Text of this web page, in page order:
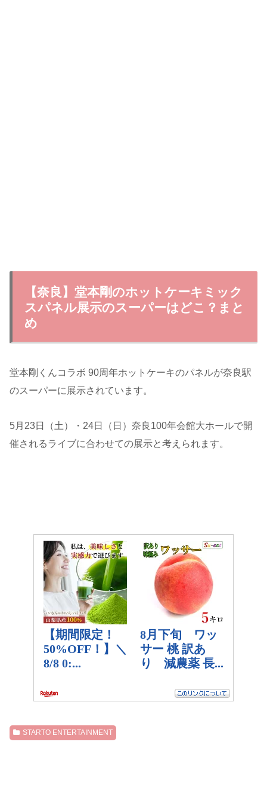
【奈良】堂本剛のホットケーキミック
スパネル展示のスーパーはどこ？まと
め
堂本剛くんコラボ 90周年ホットケーキのパネルが奈良駅
のスーパーに展示されています。
5月23日（土）・24日（日）奈良100年会館大ホールで開
催されるライブに合わせての展示と考えられます。
STARTO ENTERTAINMENT